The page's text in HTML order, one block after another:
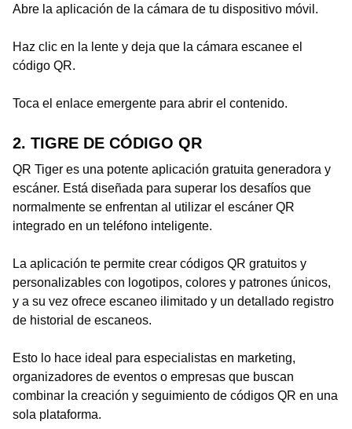
Abre la aplicación de la cámara de tu dispositivo móvil.
Haz clic en la lente y deja que la cámara escanee el
código QR.
Toca el enlace emergente para abrir el contenido.
2. TIGRE DE CÓDIGO QR
QR Tiger es una potente aplicación gratuita generadora y
escáner. Está diseñada para superar los desafíos que
normalmente se enfrentan al utilizar el escáner QR
integrado en un teléfono inteligente.
La aplicación te permite crear códigos QR gratuitos y
personalizables con logotipos, colores y patrones únicos,
y a su vez ofrece escaneo ilimitado y un detallado registro
de historial de escaneos.
Esto lo hace ideal para especialistas en marketing,
organizadores de eventos o empresas que buscan
combinar la creación y seguimiento de códigos QR en una
sola plataforma.